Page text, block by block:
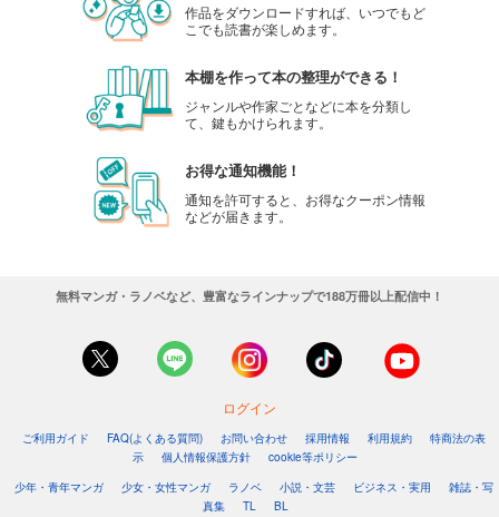
作品をダウンロードすれば、いつでもど
こでも読書が楽しめます。
本棚を作って本の整理ができる！
ジャンルや作家ごとなどに本を分類し
て、鍵もかけられます。
お得な通知機能！
通知を許可すると、お得なクーポン情報
などが届きます。
無料マンガ・ラノベなど、豊富なラインナップで188万冊以上配信中！
ログイン
ご利用ガイド FAQ(よくある質問) お問い合わせ 採用情報 利用規約
特商法の表
示
個人情報保護方針
cookie等ポリシー
少年・青年マンガ
少女・女性マンガ ラノベ 小説・文芸 ビジネス・実用
雑誌・写
真集
TL BL